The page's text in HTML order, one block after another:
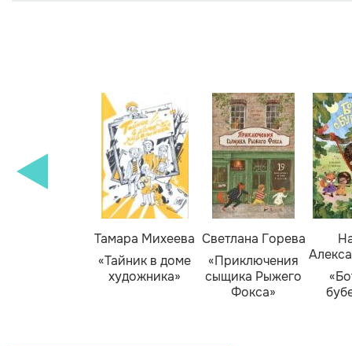
Тамара Михеева
«Тайник в доме
художника»
Светлана Горева
«Приключения
сыщика Рыжего
Фокса»